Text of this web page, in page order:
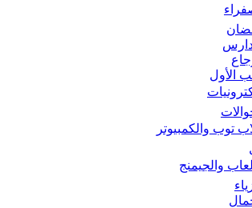
الأول
توب والكمبيوتر
والجيمنج